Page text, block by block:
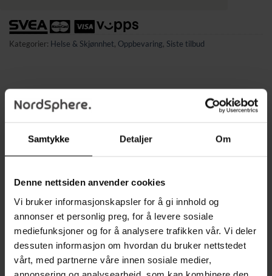
Samtykke Detaljer Om
Denne nettsiden anvender cookies
Vi bruker informasjonskapsler for å gi innhold og
annonser et personlig preg, for å levere sosiale
mediefunksjoner og for å analysere trafikken vår. Vi deler
dessuten informasjon om hvordan du bruker nettstedet
vårt, med partnerne våre innen sosiale medier,
annonsering og analysearbeid, som kan kombinere den
Kategorier: Helse & Skjønnhet, Oppbevaring, Siste tilbud
BESKRIVELSE
TILLEGGSINFORMASJON
Dette elegante smykkeskrinet gir deg et vakkert og sikkert
sted å oppbevare dine favorittsmykker. Med hele 20 rom,
smarte holdere og to skuffer holder du enkelt orden på ringer,
øredobber, armbånd, halskjeder, klokker og andre accessoirer.
Under lokket finnes dessuten en skjult hylle for ekstra
oppbevaring.